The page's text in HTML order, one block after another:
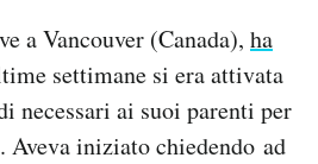
a Vancouver (Canada), ha
settimane si era attivata
necessari ai suoi parenti per
Aveva iniziato chiedendo ad